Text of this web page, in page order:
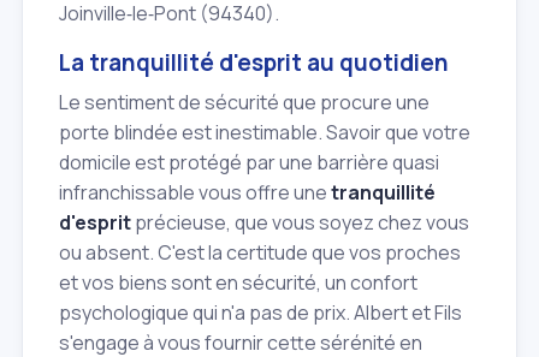
Joinville‑le‑Pont (94340).
La tranquillité d'esprit au quotidien
Le sentiment de sécurité que procure une
porte blindée est inestimable. Savoir que votre
domicile est protégé par une barrière quasi
infranchissable vous offre unetranquillité
d'espritprécieuse, que vous soyez chez vous
ou absent. C'est la certitude que vos proches
et vos biens sont en sécurité, un confort
psychologique qui n'a pas de prix. Albert et Fils
s'engage à vous fournir cette sérénité en